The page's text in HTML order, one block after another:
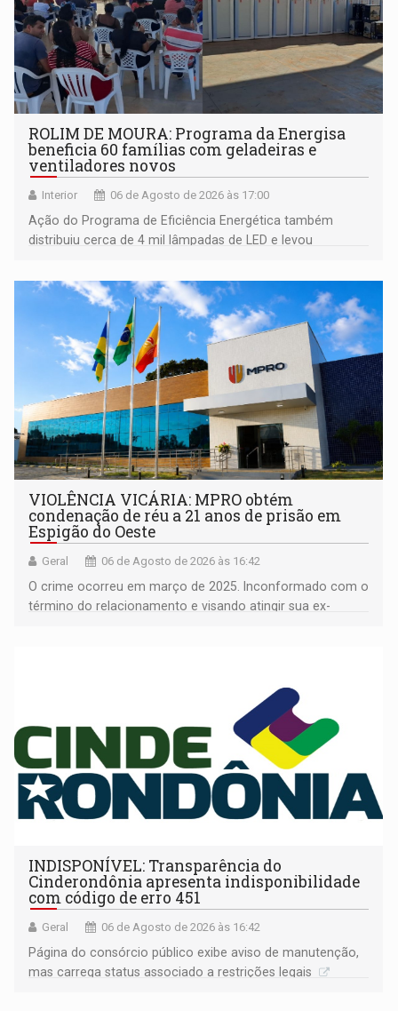
ROLIM DE MOURA: Programa da Energisa
beneficia 60 famílias com geladeiras e
ventiladores novos
Interior 06 de Agosto de 2026 às 17:00
Ação do Programa de Eficiência Energética também
distribuiu cerca de 4 mil lâmpadas de LED e levou
comunidade
VIOLÊNCIA VICÁRIA: MPRO obtém
condenação de réu a 21 anos de prisão em
Espigão do Oeste
Geral 06 de Agosto de 2026 às 16:42
O crime ocorreu em março de 2025. Inconformado com o
término do relacionamento e visando atingir sua ex-
INDISPONÍVEL: Transparência do
Cinderondônia apresenta indisponibilidade
com código de erro 451
Geral 06 de Agosto de 2026 às 16:42
Página do consórcio público exibe aviso de manutenção,
mas carrega status associado a restrições legais